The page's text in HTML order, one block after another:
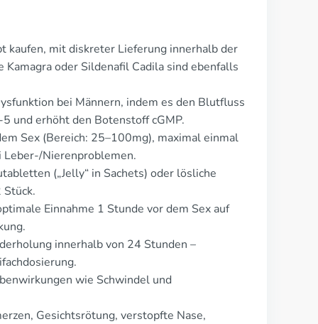
kaufen, mit diskreter Lieferung innerhalb der
Kamagra oder Sildenafil Cadila sind ebenfalls
bei Männern, indem es den Blutfluss
und erhöht den Botenstoff cGMP.
Sex (Bereich: 25–100mg), maximal einmal
Leber-/Nierenproblemen.
(„Jelly“ in Sachets) oder lösliche
Einnahme 1 Stunde vor dem Sex auf
innerhalb von 24 Stunden –
wie Schwindel und
Gesichtsrötung, verstopfte Nase,